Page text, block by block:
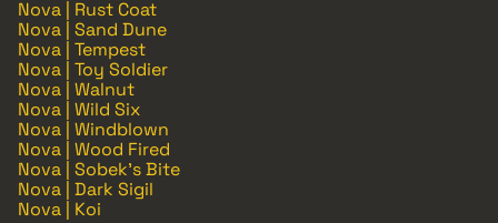
Nova | Rust Coat
Nova | Sand Dune
Nova | Tempest
Nova | Toy Soldier
Nova | Walnut
Nova | Wild Six
Nova | Windblown
Nova | Wood Fired
Nova | Sobek's Bite
Nova | Dark Sigil
Nova | Koi